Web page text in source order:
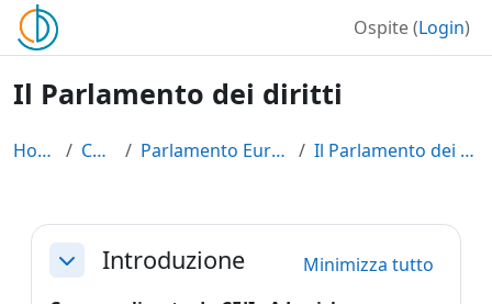
Vai al contenuto principale
Ospite (Login)
Il Parlamento dei diritti
Home Corsi Parlamento Europeo Il Parlamento dei diritti
Schema della sezione
MinimizzaIntroduzione
Minimizza tutto